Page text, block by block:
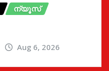
ന്യൂസ്
Aug 6, 2026